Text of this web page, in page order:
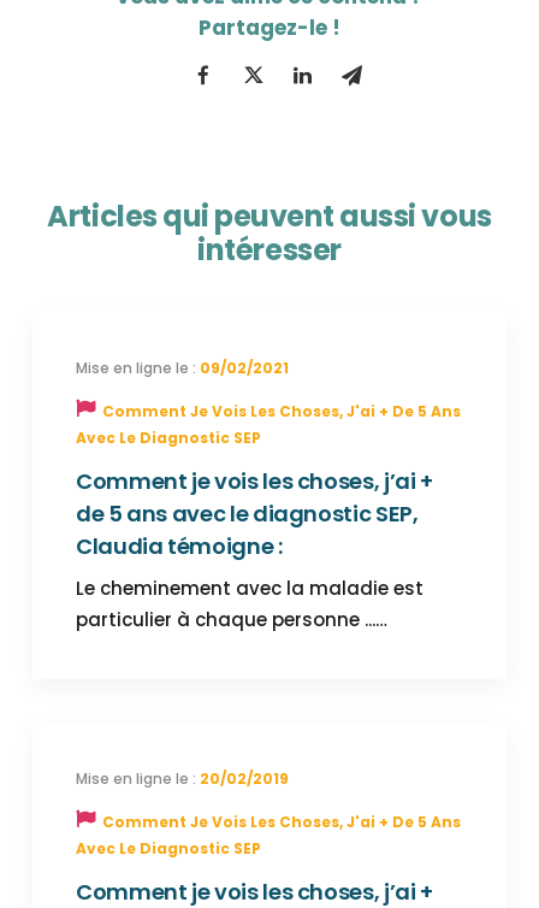
Articles qui peuvent aussi vous
intéresser
09/02/2021
Comment Je Vois Les Choses, J'ai + De 5 Ans
Avec Le Diagnostic SEP
Comment je vois les choses, j’ai +
de 5 ans avec le diagnostic SEP,
Claudia témoigne :
Le cheminement avec la maladie est
particulier à chaque personne ...…
20/02/2019
Comment Je Vois Les Choses, J'ai + De 5 Ans
Avec Le Diagnostic SEP
Comment je vois les choses, j’ai +